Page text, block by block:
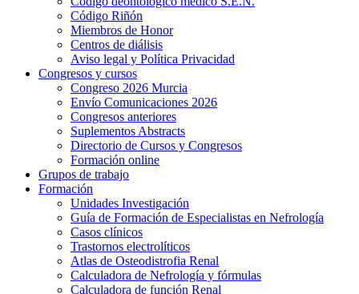
Código Riñón
Miembros de Honor
Centros de diálisis
Aviso legal y Política Privacidad
Congresos y cursos
Congreso 2026 Murcia
Envío Comunicaciones 2026
Congresos anteriores
Suplementos Abstracts
Directorio de Cursos y Congresos
Formación online
Grupos de trabajo
Formación
Unidades Investigación
Guía de Formación de Especialistas en Nefrología
Casos clínicos
Trastornos electrolíticos
Atlas de Osteodistrofia Renal
Calculadora de Nefrología y fórmulas
Calculadora de función Renal